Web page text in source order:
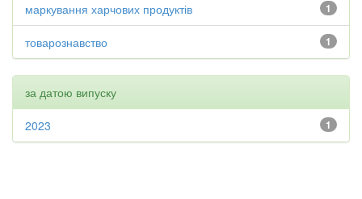
1
маркування харчових продуктів
1
товарознавство
за датою випуску
1
2023